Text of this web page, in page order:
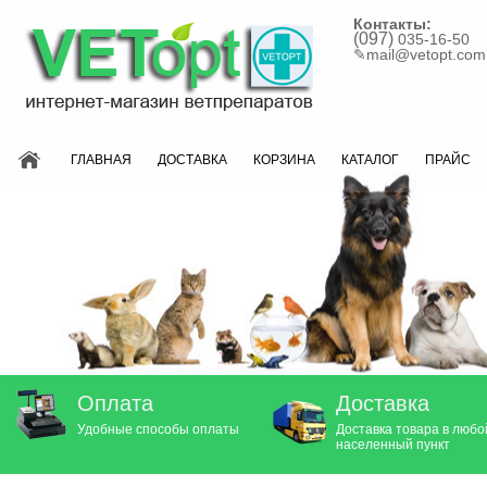
Контакты:
(097) 035-16-50
✎mail@vetopt.com
ГЛАВНАЯ ДОСТАВКА КОРЗИНА КАТАЛОГ ПРАЙС
Оплата
Удобные способы оплаты
Доставка
Доставка товара в
населенный пункт